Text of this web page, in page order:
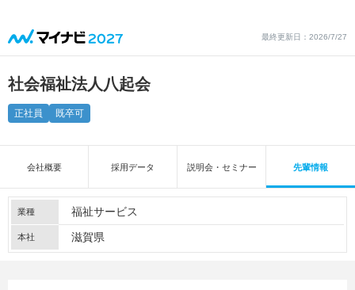
最終更新日：2026/7/27
社会福祉法人八起会
正社員 既卒可
会社概要 採用データ 説明会・セミナー 先輩情報
業種 福祉サービス
本社 滋賀県